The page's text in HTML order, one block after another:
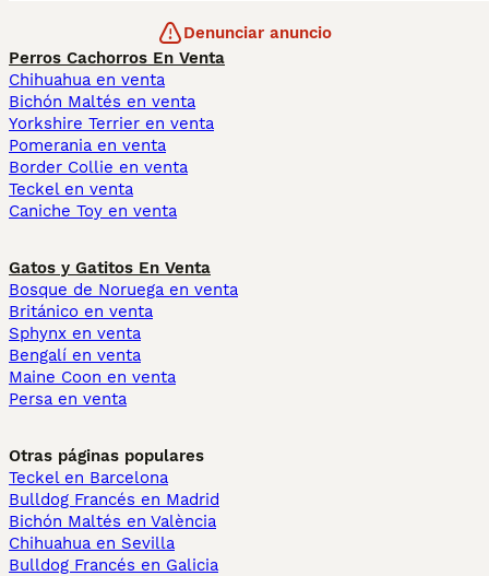
Denunciar anuncio
Perros Cachorros En Venta
Chihuahua en venta
Bichón Maltés en venta
Yorkshire Terrier en venta
Pomerania en venta
Border Collie en venta
Teckel en venta
Caniche Toy en venta
Gatos y Gatitos En Venta
Bosque de Noruega en venta
Británico en venta
Sphynx en venta
Bengalí en venta
Maine Coon en venta
Persa en venta
Otras páginas populares
Teckel en Barcelona
Bulldog Francés en Madrid
Bichón Maltés en València
Chihuahua en Sevilla
Bulldog Francés en Galicia